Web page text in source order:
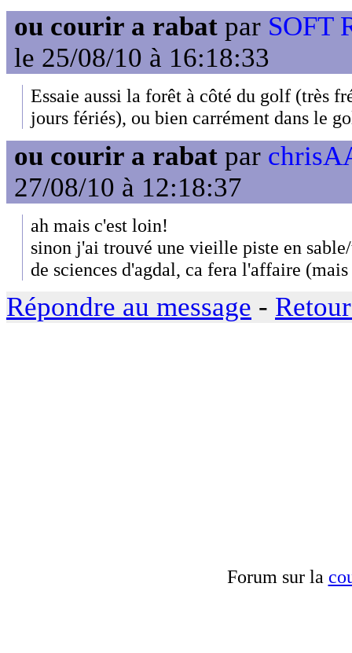
ou courir a rabat par SOFT
le 25/08/10 à 16:18:33
Essaie aussi la forêt à côté du golf (très
jours fériés), ou bien carrément dans le
ou courir a rabat par
27/08/10 à 12:18:37
ah mais c'est loin!
sinon j'ai trouvé une vieille piste en
de sciences d'agdal, ca fera l'affaire
Répondre au message -
Forum sur la